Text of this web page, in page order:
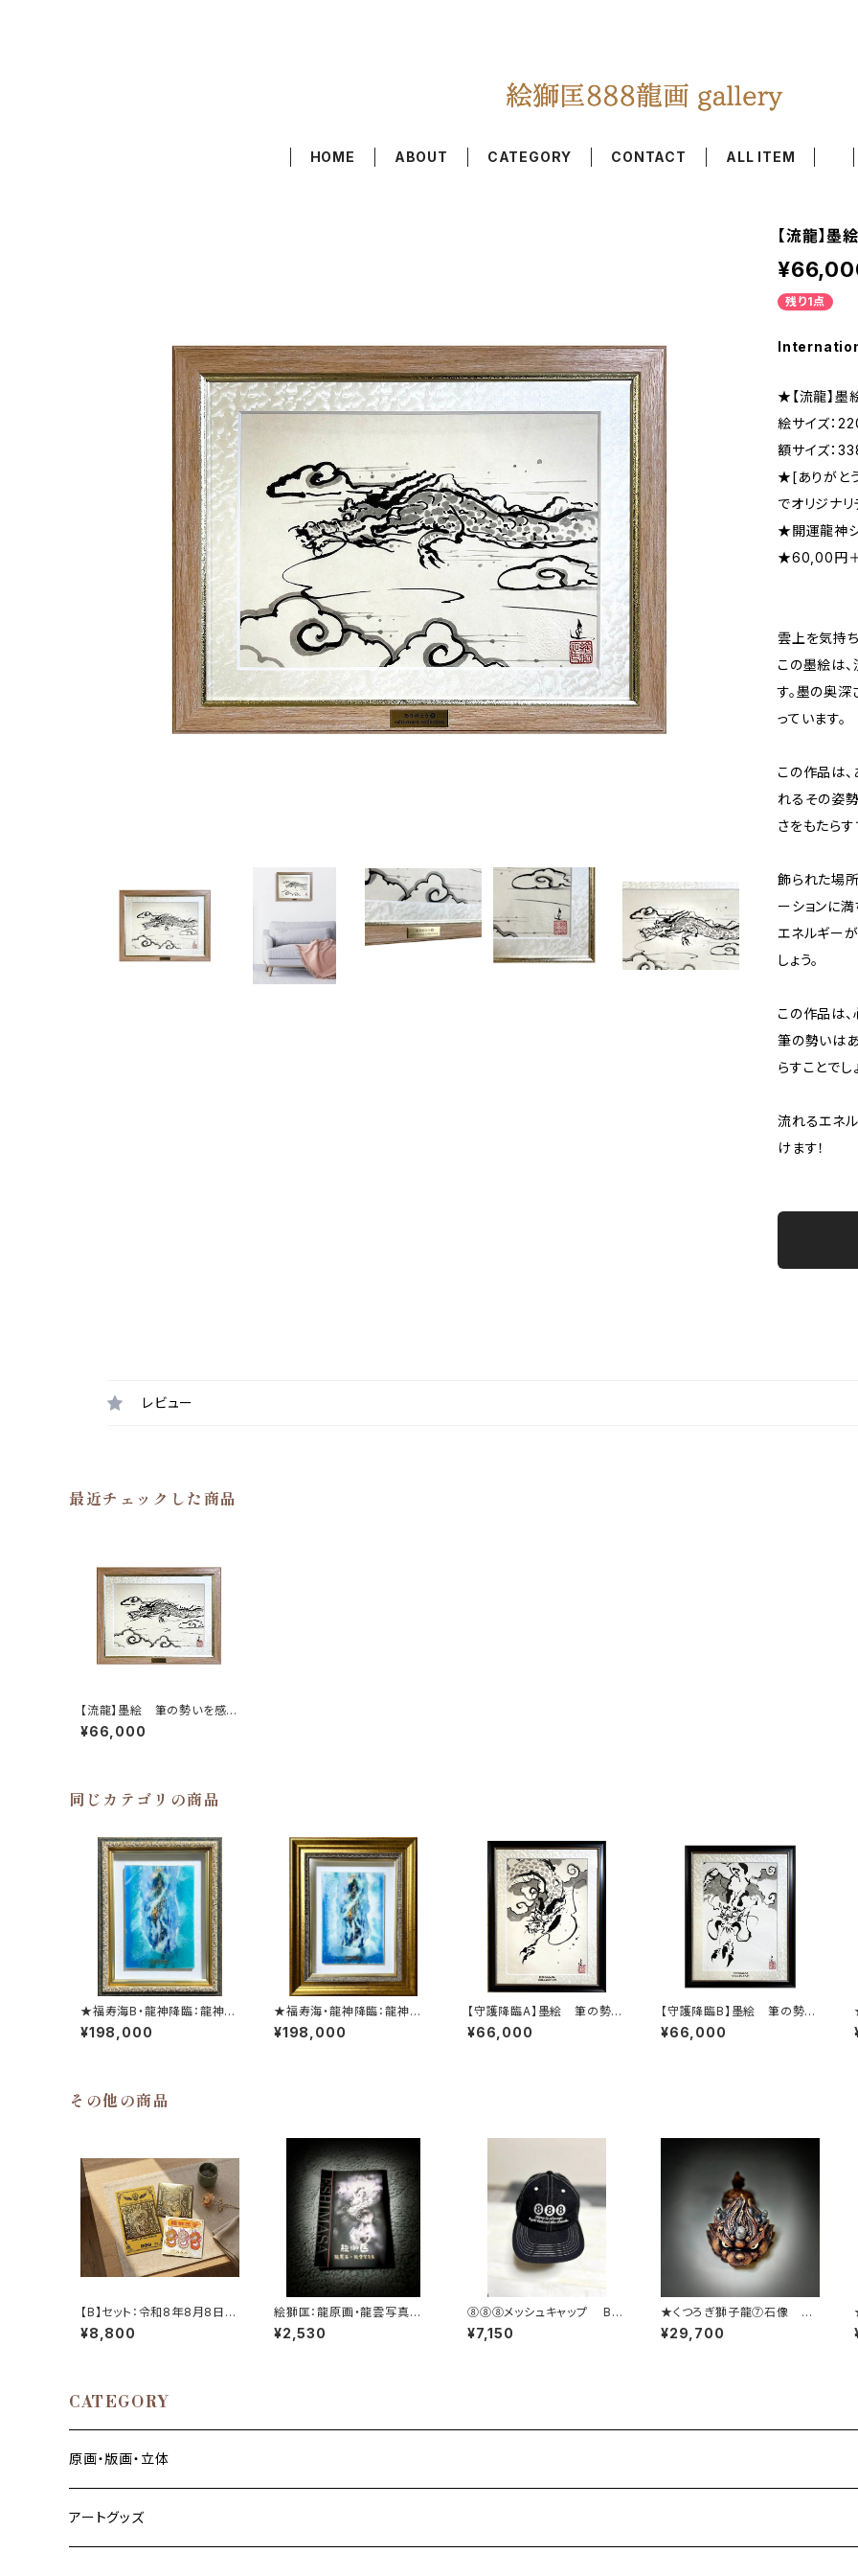
HOME ABOUT CATEGORY CONTACT ALL ITEM
【流龍】
残り1点
★【流龍】
絵サイズ：
額サイズ：
★[ありがと
でオリジナ
★開運龍神シ
★60,00円
雲上を気持
この墨絵は
す。墨の奥
っています。
この作品は、
れるその姿
さをもたらす
飾られた場
ーションに
エネルギー
しょう。
この作品は
筆の勢いは
らすことでし
流れるエネ
けます！
レビュー
最近チェックした商品
【流龍】墨絵 筆の勢いを感じ
て
¥66,000
同じカテゴリの商品
★福寿海B・龍神降臨：龍神の
神秘を表現したミクスドメディ
ア作品
¥198,000
★福寿海・龍神降臨：龍神の
神秘を表現したミクスドメディ
ア作品
¥198,000
【守護降臨A】墨絵 筆の勢い
を感じて
¥66,000
【守護降臨B】墨絵 筆の勢い
を感じて
¥66,000
その他の商品
【B】セット：令和8年8月8日
限定龍神セット
¥8,800
絵獅匡：龍原画・龍雲写真
集 龍神千社札/福助シール
付き
¥2,530
⑧⑧⑧メッシュキャップ BL
ACK
¥7,150
★くつろぎ獅子龍⑦石像 メ
タルカスタムペイント 桐箱
入り
¥29,700
CATEGORY
原画・版画・立体
アートグッズ